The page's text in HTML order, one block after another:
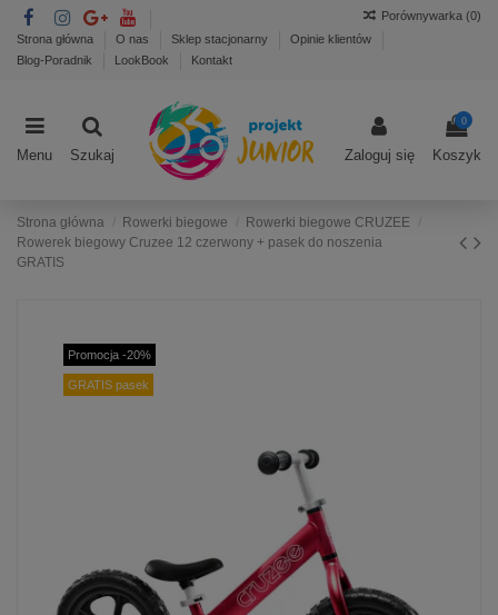
Strona główna O nas Sklep stacjonarny
Opinie klientów
Blog-Poradnik
LookBook Kontakt
Porównywarka (0)
Menu Szukaj Zaloguj się
0
Koszyk
Strona główna Rowerki biegowe
Rowerki biegowe CRUZEE
Rowerek biegowy Cruzee 12 czerwony + pasek do noszenia
GRATIS
Promocja -20%
GRATIS pasek